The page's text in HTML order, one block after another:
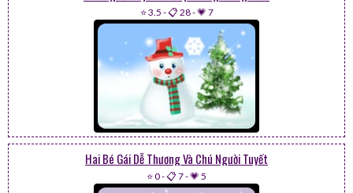
⭐ 3.5 -📋 28-💗 7
Hai Bé Gái Dễ Thương Và Chú Người Tuyết
⭐ 0-📋 7-💗 5